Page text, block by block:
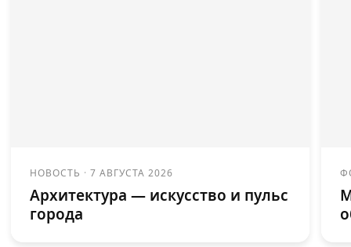
НОВОСТЬ ·7 АВГУСТА 2026
Архитектура — искусство и пульс
города